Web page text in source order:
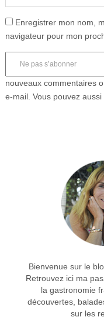
Enregistrer mon nom,
navigateur pour mon
nouveaux commentaires
e-mail. Vous pouvez aussi
Bienvenue sur le
Retrouvez ici ma
la gastronomie
découvertes,
sur les